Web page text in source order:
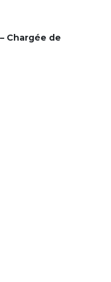
Chargée de